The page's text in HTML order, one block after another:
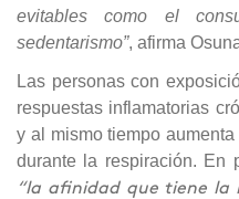
evitables como el
sedentarismo”, afirma
Las personas con
respuestas inflamatorias
y al mismo tiempo
durante la respiración. En
“la afinidad que tiene la